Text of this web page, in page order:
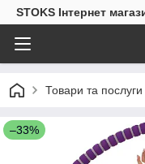
STOKS Інтернет
Товари та послуги
–33%